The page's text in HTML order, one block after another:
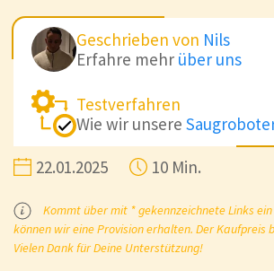
Geschrieben von Nils
Erfahre mehr über uns
Testverfahren
Wie wir unsere
22.01.2025 10 Min.
Kommt über mit * gekennzeichnete Links
können wir eine Provision erhalten. Der Kaufpreis
Vielen Dank für Deine Unterstützung!